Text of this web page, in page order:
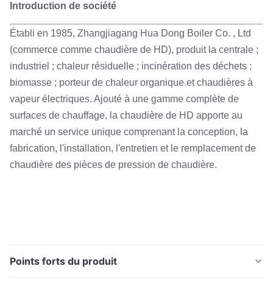
Introduction de société
Établi en 1985, Zhangjiagang Hua Dong Boiler Co. , Ltd
(commerce comme chaudière de HD), produit la centrale ;
industriel ; chaleur résiduelle ; incinération des déchets ;
biomasse ; porteur de chaleur organique et chaudières à
vapeur électriques. Ajouté à une gamme complète de
surfaces de chauffage, la chaudière de HD apporte au
marché un service unique comprenant la conception, la
fabrication, l'installation, l'entretien et le remplacement de
chaudière des pièces de pression de chaudière.
Points forts du produit